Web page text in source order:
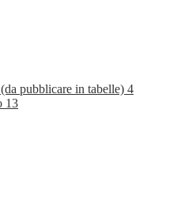
pubblicare in tabelle) 4
13